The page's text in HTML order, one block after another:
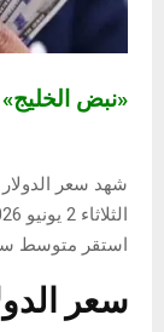
«نبض الخليج»
شهد سعر الدولار
استقر متوسط ​​سعر
سعر